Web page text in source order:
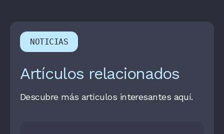
NOTICIAS
Artículos relacionados
Descubre más artículos interesantes aquí.